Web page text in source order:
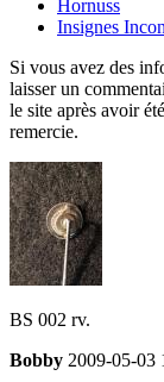
Hornuss
Insignes
Si vous avez des
laisser un
le site après avoir
remercie.
BS 002 rv.
Bobby 2009-05-03